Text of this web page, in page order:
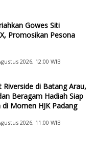
Gowes Siti
Promosikan Pesona
2026, 12:00 WIB
di Batang Arau,
Beragam Hadiah Siap
Momen HJK Padang
2026, 11:00 WIB